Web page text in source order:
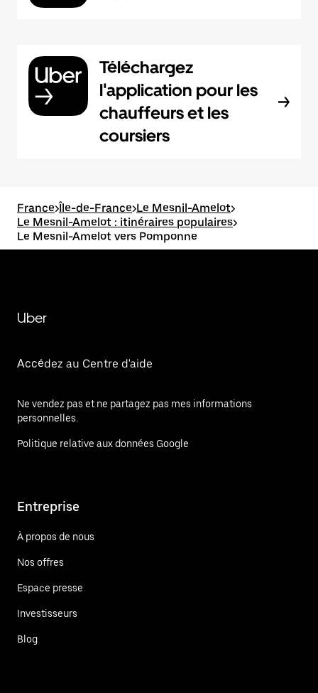
Téléchargez
l'application pour les
chauffeurs et les
coursiers
France>Île-de-France>Le Mesnil-Amelot>
Le Mesnil-Amelot : itinéraires populaires>
Le Mesnil-Amelot vers Pomponne
Uber
Accédez au Centre d'aide
Ne vendez pas et ne partagez pas mes informations
personnelles.
Politique relative aux données Google
Entreprise
À propos de nous
Nos offres
Espace presse
Investisseurs
Blog